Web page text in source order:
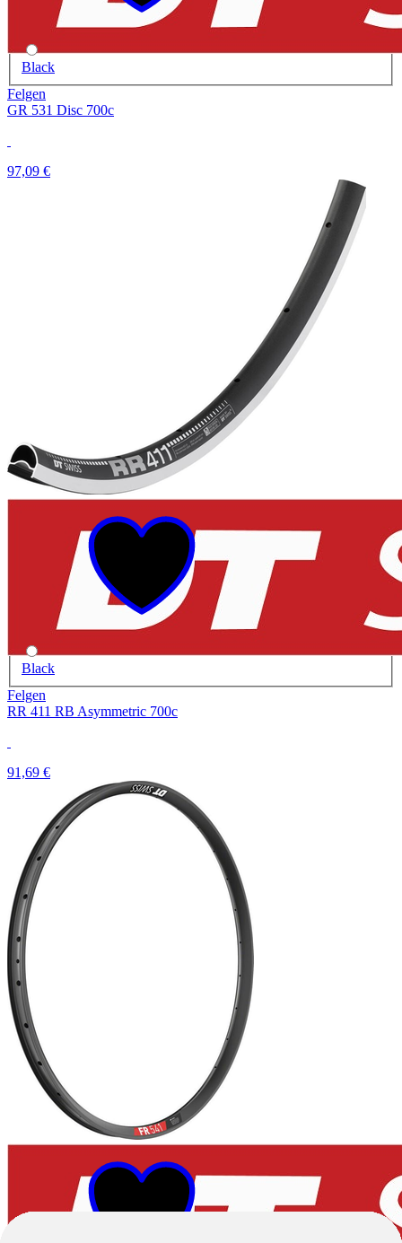
Black
Felgen
GR 531 Disc 700c
97,09 €
Black
Felgen
RR 411 RB Asymmetric 700c
91,69 €